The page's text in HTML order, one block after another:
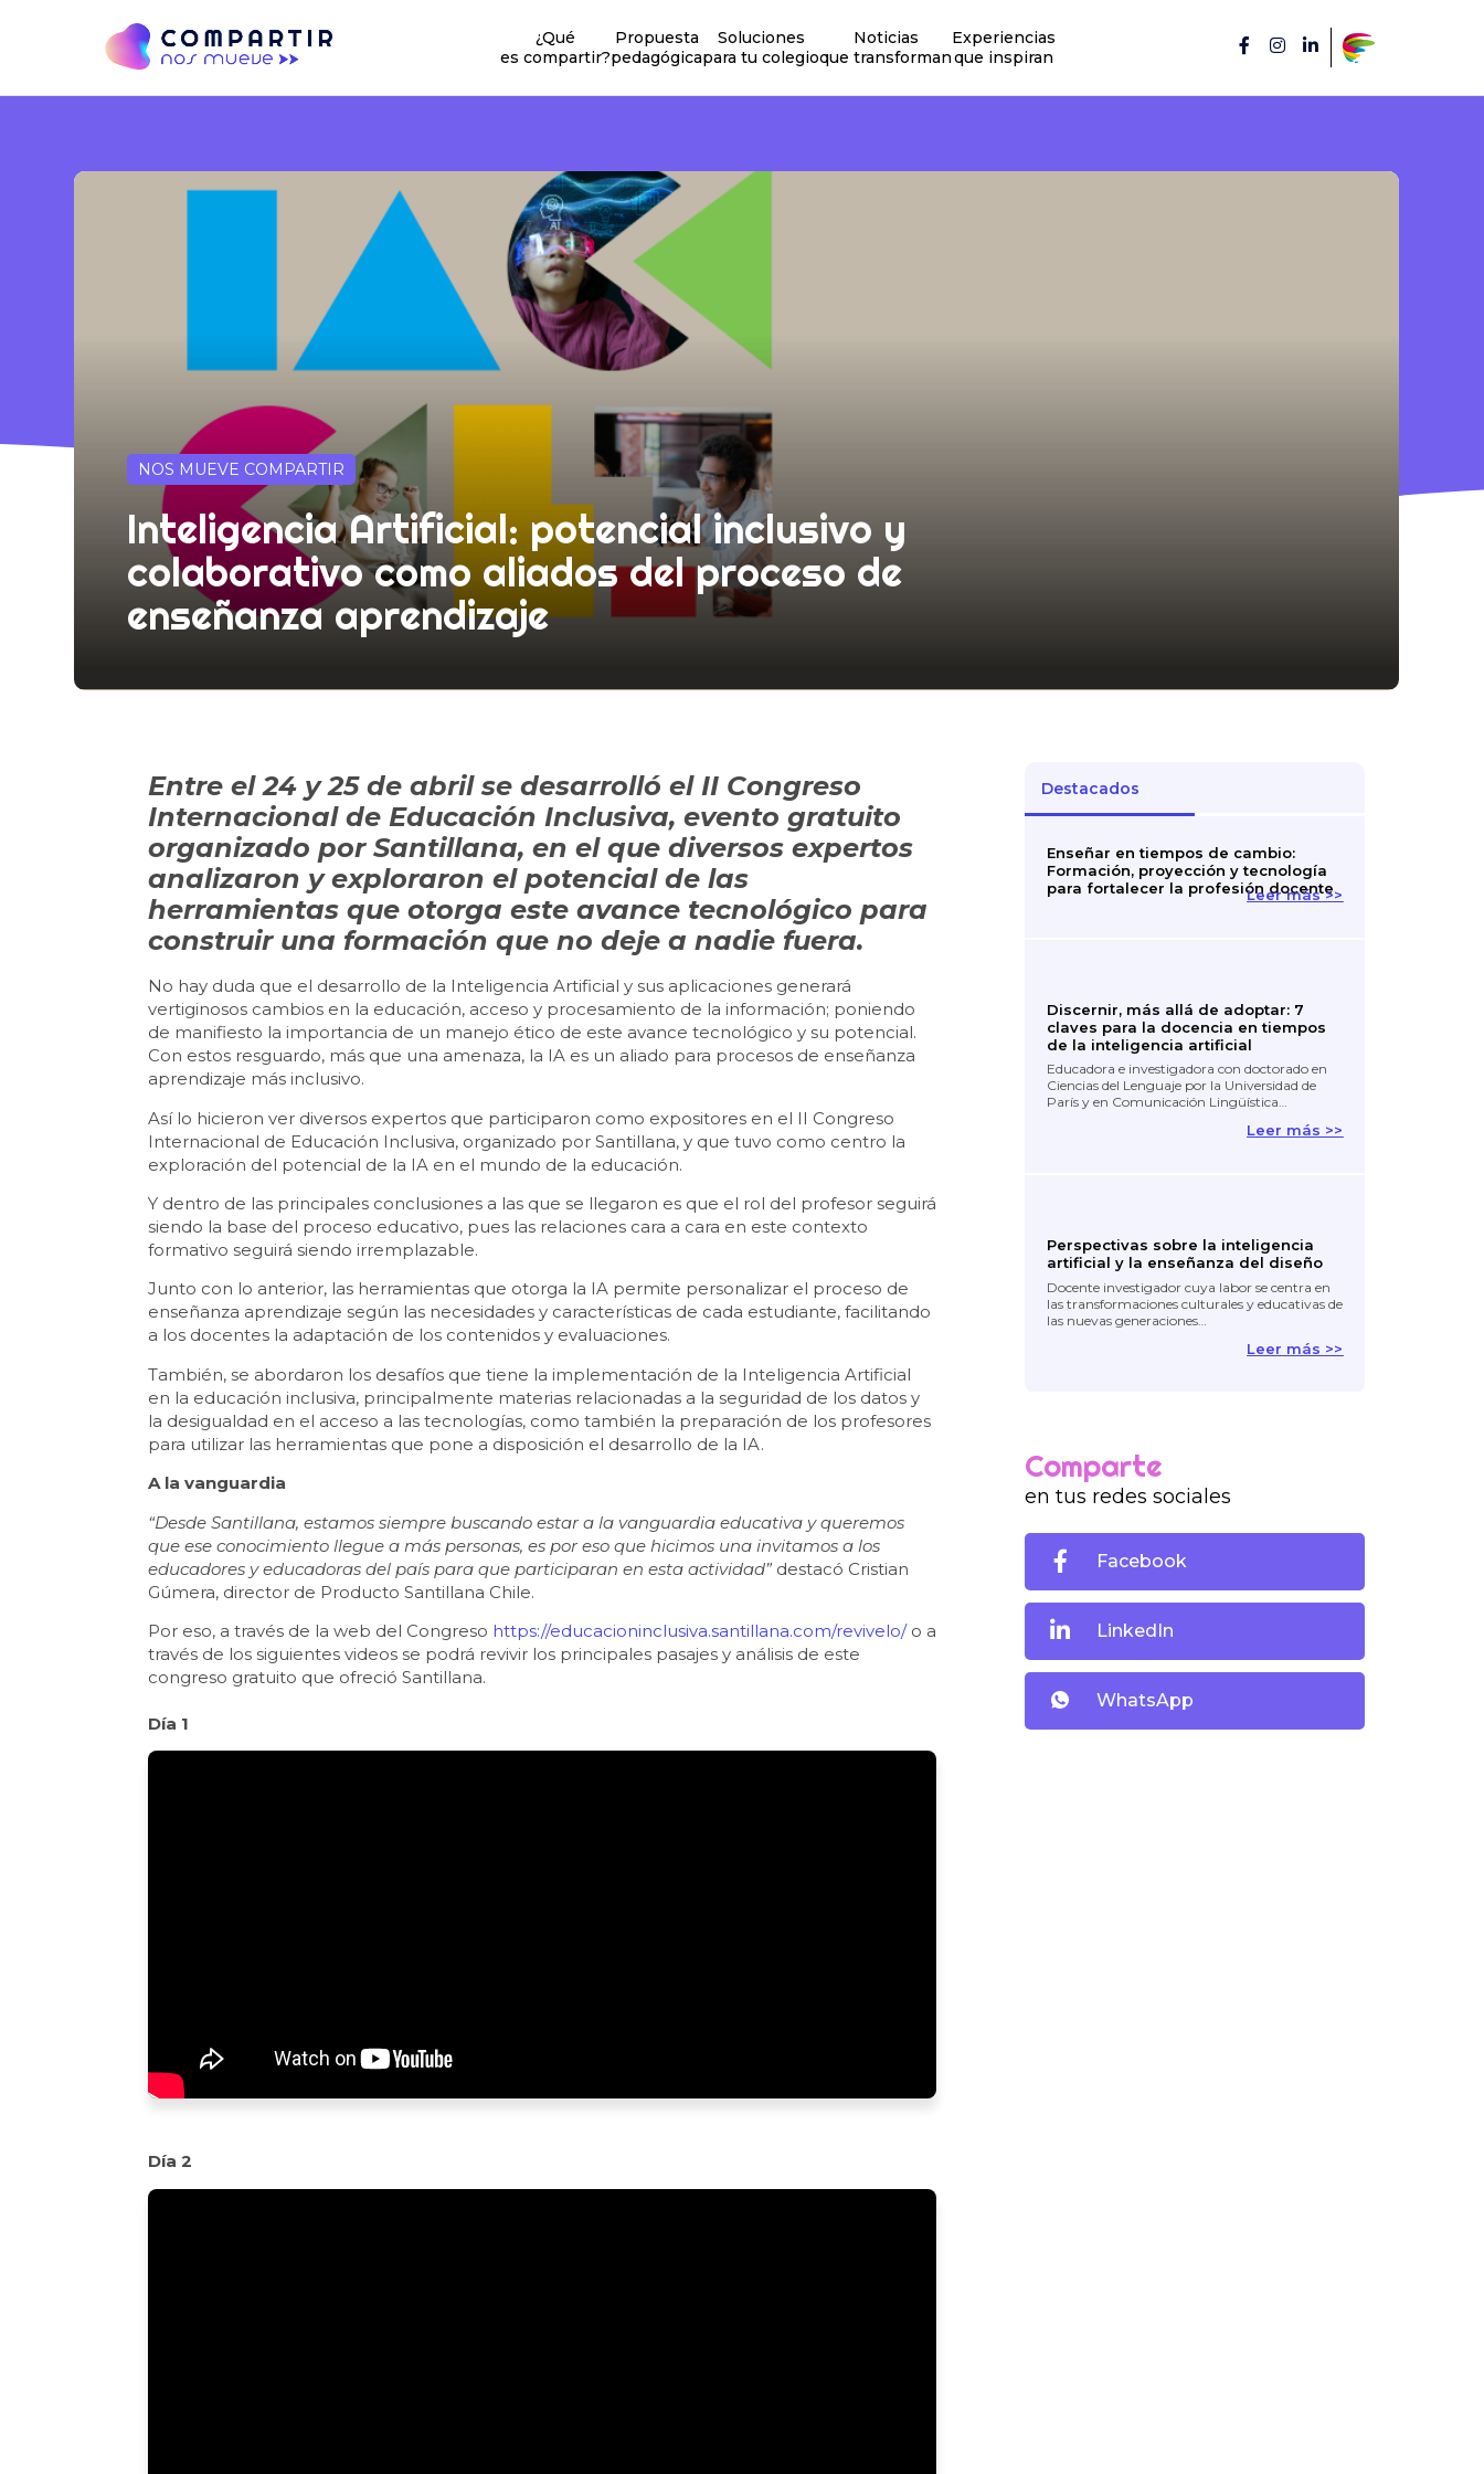
¿Qué
es compartir?
Propuesta
pedagógica
Soluciones
para tu colegio
Noticias
que transforman
Experiencias
que inspiran
NOS MUEVE COMPARTIR
Inteligencia Artificial: potencial inclusivo y
colaborativo como aliados del proceso de
enseñanza aprendizaje
Entre el 24 y 25 de abril se desarrolló el II Congreso
Internacional de Educación Inclusiva, evento gratuito
organizado por Santillana, en el que diversos expertos
analizaron y exploraron el potencial de las
herramientas que otorga este avance tecnológico para
construir una formación que no deje a nadie fuera.
No hay duda que el desarrollo de la Inteligencia Artificial y sus aplicaciones generará
vertiginosos cambios en la educación, acceso y procesamiento de la información; poniendo
de manifiesto la importancia de un manejo ético de este avance tecnológico y su potencial.
Con estos resguardo, más que una amenaza, la IA es un aliado para procesos de enseñanza
aprendizaje más inclusivo.
Así lo hicieron ver diversos expertos que participaron como expositores en el II Congreso
Internacional de Educación Inclusiva, organizado por Santillana, y que tuvo como centro la
exploración del potencial de la IA en el mundo de la educación.
Y dentro de las principales conclusiones a las que se llegaron es que el rol del profesor seguirá
siendo la base del proceso educativo, pues las relaciones cara a cara en este contexto
formativo seguirá siendo irremplazable.
Junto con lo anterior, las herramientas que otorga la IA permite personalizar el proceso de
enseñanza aprendizaje según las necesidades y características de cada estudiante, facilitando
a los docentes la adaptación de los contenidos y evaluaciones.
También, se abordaron los desafíos que tiene la implementación de la Inteligencia Artificial
en la educación inclusiva, principalmente materias relacionadas a la seguridad de los datos y
la desigualdad en el acceso a las tecnologías, como también la preparación de los profesores
para utilizar las herramientas que pone a disposición el desarrollo de la IA.
A la vanguardia
“Desde Santillana, estamos siempre buscando estar a la vanguardia educativa y queremos
que ese conocimiento llegue a más personas, es por eso que hicimos una invitamos a los
educadores y educadoras del país para que participaran en esta actividad” destacó Cristian
Gúmera, director de Producto Santillana Chile.
Por eso, a través de la web del Congreso https://educacioninclusiva.santillana.com/revivelo/o a
través de los siguientes videos se podrá revivir los principales pasajes y análisis de este
congreso gratuito que ofreció Santillana.
Día 1
Día 2
Destacados
Enseñar en tiempos de cambio:
Formación, proyección y tecnología
para fortalecer la profesión docente
Leer más >>
Discernir, más allá de adoptar: 7
claves para la docencia en tiempos
de la inteligencia artificial
Educadora e investigadora con doctorado en
Ciencias del Lenguaje por la Universidad de
París y en Comunicación Lingüística…
Leer más >>
Perspectivas sobre la inteligencia
artificial y la enseñanza del diseño
Docente investigador cuya labor se centra en
las transformaciones culturales y educativas de
las nuevas generaciones…
Leer más >>
Comparte
en tus redes sociales
Facebook
LinkedIn
WhatsApp